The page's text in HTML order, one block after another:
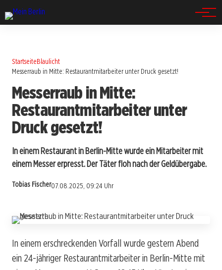
StartseiteBlaulicht
Messerraub in Mitte: Restaurantmitarbeiter unter Druck gesetzt!
Messerraub in Mitte:
Restaurantmitarbeiter unter
Druck gesetzt!
In einem Restaurant in Berlin-Mitte wurde ein Mitarbeiter mit
einem Messer erpresst. Der Täter floh nach der Geldübergabe.
Tobias Fischer07.08.2025, 09:24 Uhr
In einem erschreckenden Vorfall wurde gestern Abend
ein 24-jähriger Restaurantmitarbeiter in Berlin-Mitte mit